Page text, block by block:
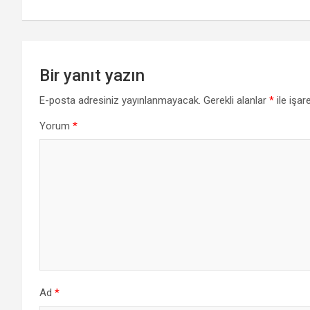
Bir yanıt yazın
E-posta adresiniz yayınlanmayacak. Gerekli alanlar * ile
Yorum *
Ad *